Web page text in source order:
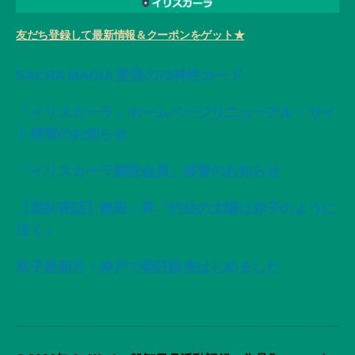
友だち登録して最新情報＆クーポンをゲット★
SACRA MAGIA 変容の72神性カード
「イリスカーラ」ホームページリニューアル・サイ
ト移管のお知らせ
「イリスカーラ購読会員」移管のお知らせ
【星紡夜話】無限・昇「灼位の太陽は赤子のように
泣く」
双子座新月・神戸で委託販売はじめました